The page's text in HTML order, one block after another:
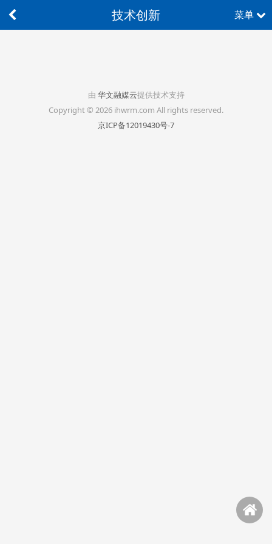
技术创新 菜单
由 华文融媒云提供技术支持
Copyright © 2026 ihwrm.com All rights reserved.
京ICP备12019430号-7